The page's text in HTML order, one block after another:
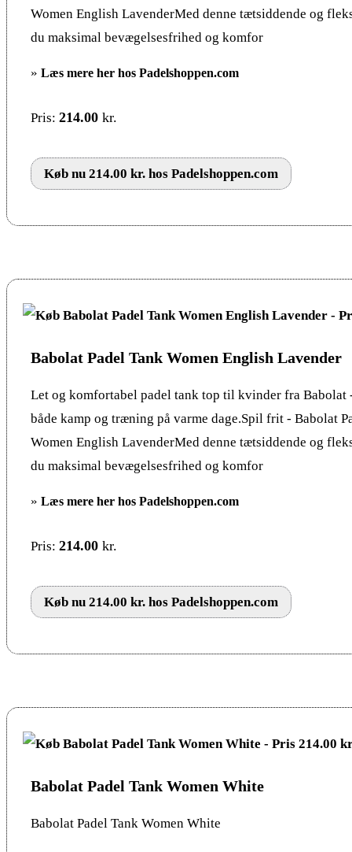
Women English LavenderMed denne tætsiddende og
du maksimal bevægelsesfrihed og komfor
» Læs mere her hos Padelshoppen.com
Pris: 214.00 kr.
Køb nu 214.00 kr. hos Padelshoppen.com
Babolat Padel Tank Women English Lavender
Let og komfortabel padel tank top til kvinder fra
både kamp og træning på varme dage.Spil frit - Babolat
Women English LavenderMed denne tætsiddende og
du maksimal bevægelsesfrihed og komfor
» Læs mere her hos Padelshoppen.com
Pris: 214.00 kr.
Køb nu 214.00 kr. hos Padelshoppen.com
Babolat Padel Tank Women White
Babolat Padel Tank Women White